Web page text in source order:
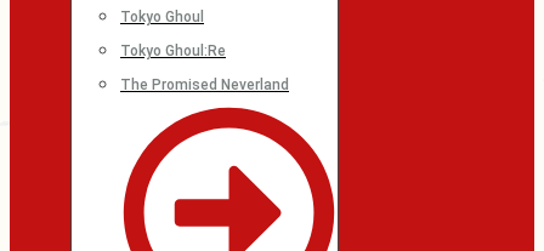
Tokyo Ghoul
Tokyo Ghoul:Re
The Promised Neverland